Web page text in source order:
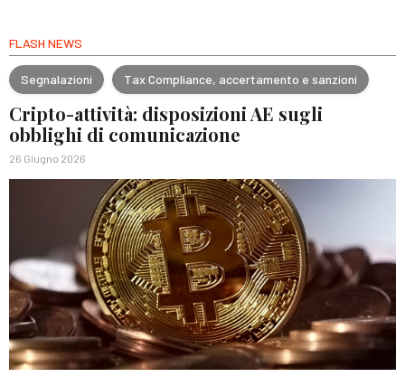
FLASH NEWS
Segnalazioni Tax Compliance, accertamento e sanzioni
Cripto-attività: disposizioni AE sugli
obblighi di comunicazione
26 Giugno 2026